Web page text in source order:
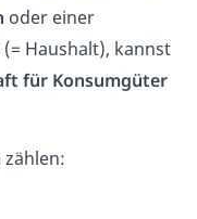
oder einer
(= Haushalt), kannst
für Konsumgüter
zählen: